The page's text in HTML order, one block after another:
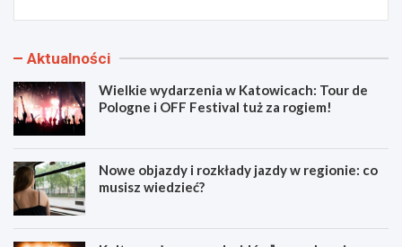
Aktualności
Wielkie wydarzenia w Katowicach: Tour de
Pologne i OFF Festival tuż za rogiem!
Nowe objazdy i rozkłady jazdy w regionie: co
musisz wiedzieć?